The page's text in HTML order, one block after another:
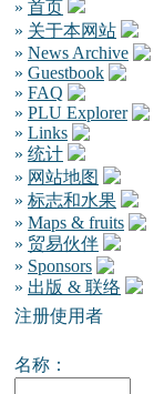
» 首页
» 关于本网站
» News Archive
» Guestbook
» FAQ
» PLU Explorer
» Links
» 统计
» 网站地图
» 标志和水果
» Maps & fruits
» 贸易伙伴
» Sponsors
» 出版 & 联络
注册使用者
名称：